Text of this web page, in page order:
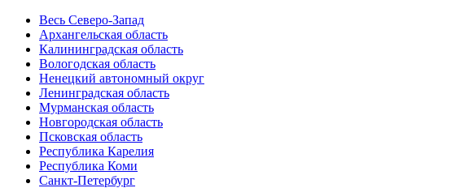
Весь Северо-Запад
Архангельская область
Калининградская область
Вологодская область
Ненецкий автономный округ
Ленинградская область
Мурманская область
Новгородская область
Псковская область
Республика Карелия
Республика Коми
Санкт-Петербург